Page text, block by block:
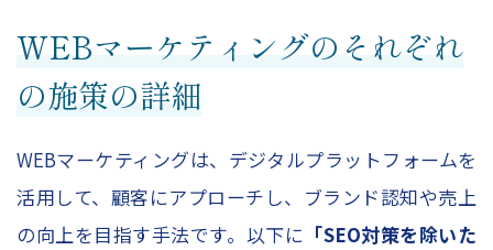
WEBマーケティングのそれぞれ
の施策の詳細
WEBマーケティングは、デジタルプラットフォームを
活用して、顧客にアプローチし、ブランド認知や売上
の向上を目指す手法です。以下に 「SEO対策を除いた